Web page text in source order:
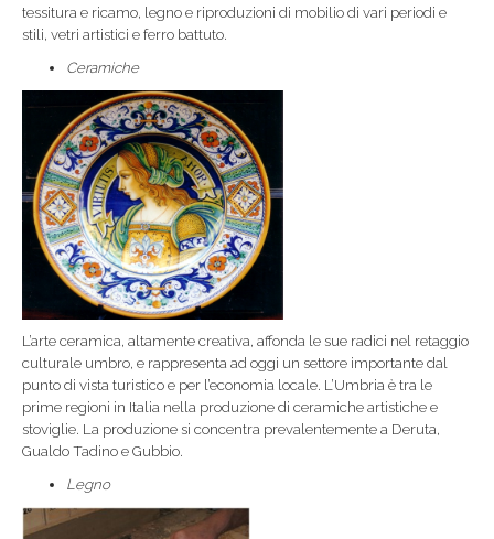
tessitura e ricamo, legno e riproduzioni di mobilio di vari periodi e
stili, vetri artistici e ferro battuto.
Ceramiche
L’arte ceramica, altamente creativa, affonda le sue radici nel retaggio
culturale umbro, e rappresenta ad oggi un settore importante dal
punto di vista turistico e per l’economia locale. L’Umbria è tra le
prime regioni in Italia nella produzione di ceramiche artistiche e
stoviglie. La produzione si concentra prevalentemente a Deruta,
Gualdo Tadino e Gubbio.
Legno